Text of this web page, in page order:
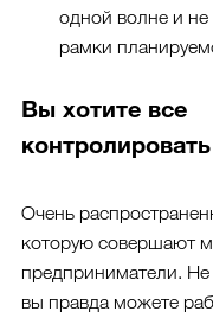
одной волне и не
рамки
Вы хотите все
контролировать
Очень
которую совершают
предприниматели.
вы правда можете